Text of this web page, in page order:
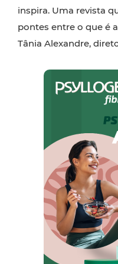
inspira. Uma revista
pontes entre o que é
Tânia Alexandre,